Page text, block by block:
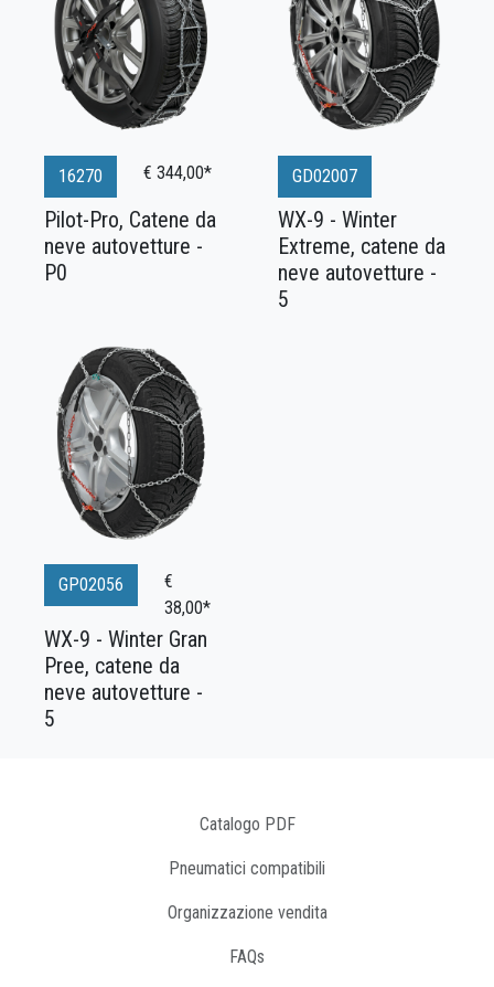
16270 € 344,00*
Pilot-Pro, Catene da
neve autovetture -
P0
GD02007
WX-9 - Winter
Extreme, catene da
neve autovetture -
5
GP02056
€
38,00*
WX-9 - Winter Gran
Pree, catene da
neve autovetture -
5
Catalogo PDF
Pneumatici compatibili
Organizzazione vendita
FAQs